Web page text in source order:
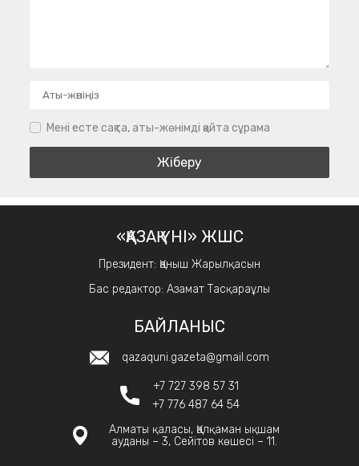
Мені есте сақта, аты-жөнімді қайта сұрама
«ҚАЗАҚ ҮНІ» ЖШС
Президент: Қаныш Жарылқасын
Бас редактор: Азамат Тасқараұлы
БАЙЛАНЫС
qazaquni.gazeta@gmail.com
+7 727 398 57 31
+7 776 487 64 54
Алматы қаласы, Қалқаман ықшам
ауданы – 3, Сейітов көшесі – 11.